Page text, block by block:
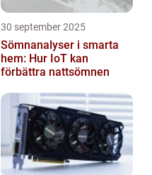
30 september 2025
Sömnanalyser i smarta
hem: Hur IoT kan
förbättra nattsömnen